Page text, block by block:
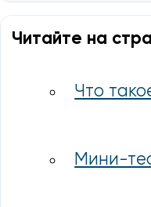
Читайте на
Что
Мини-